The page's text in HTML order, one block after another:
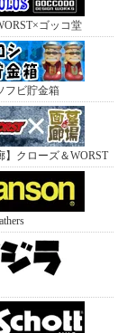
ゴッコ堂
フビ貯金箱
】クローズ＆WORST